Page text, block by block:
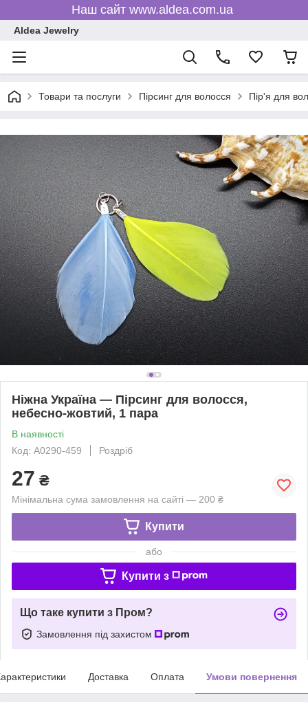
Наш сайт www.aldea.com.ua
Aldea Jewelry
Товари та послуги Пірсинг для волосся Пір'я для
Ніжна Україна — Пірсинг для волосся,
небесно-жовтий, 1 пара
В наявності
Код: A0290-459
Роздріб
27 ₴
Мінімальна сума замовлення на сайті — 200 ₴
Купити
або
Купити з
Що таке купити з Пром?
Замовлення під захистом
Доставка Оплата Умови повернення